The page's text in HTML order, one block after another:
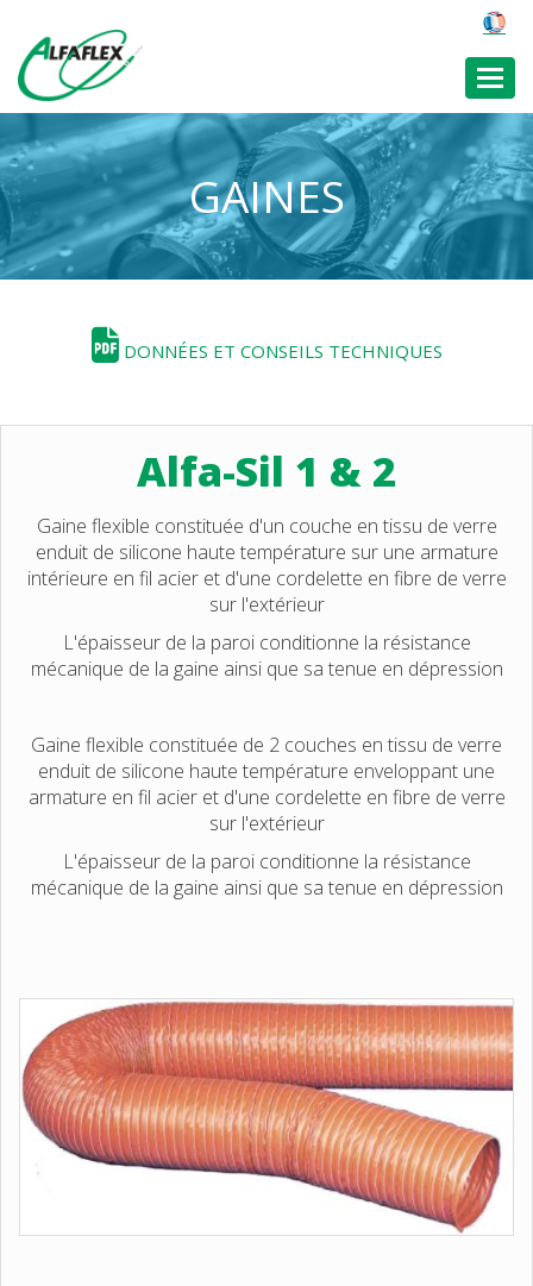
GAINES
DONNÉES ET CONSEILS TECHNIQUES
Alfa-Sil 1 & 2
Gaine flexible constituée d'un couche en tissu de verre
enduit de silicone haute température sur une armature
intérieure en fil acier et d'une cordelette en fibre de verre
sur l'extérieur
L'épaisseur de la paroi conditionne la résistance
mécanique de la gaine ainsi que sa tenue en dépression
Gaine flexible constituée de 2 couches en tissu de verre
enduit de silicone haute température enveloppant une
armature en fil acier et d'une cordelette en fibre de verre
sur l'extérieur
L'épaisseur de la paroi conditionne la résistance
mécanique de la gaine ainsi que sa tenue en dépression